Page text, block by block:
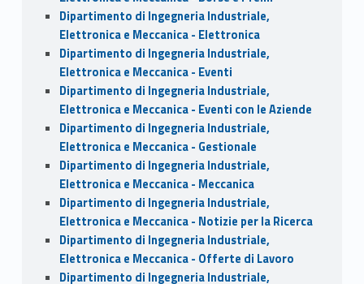
Dipartimento di Ingegneria Industriale,
Elettronica e Meccanica - Elettronica
Dipartimento di Ingegneria Industriale,
Elettronica e Meccanica - Eventi
Dipartimento di Ingegneria Industriale,
Elettronica e Meccanica - Eventi con le Aziende
Dipartimento di Ingegneria Industriale,
Elettronica e Meccanica - Gestionale
Dipartimento di Ingegneria Industriale,
Elettronica e Meccanica - Meccanica
Dipartimento di Ingegneria Industriale,
Elettronica e Meccanica - Notizie per la Ricerca
Dipartimento di Ingegneria Industriale,
Elettronica e Meccanica - Offerte di Lavoro
Dipartimento di Ingegneria Industriale,